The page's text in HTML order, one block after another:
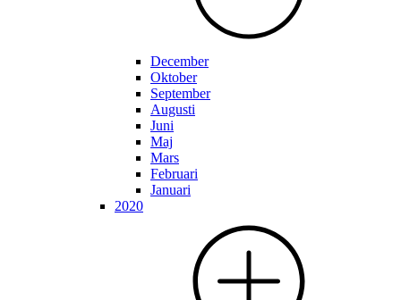
December
Oktober
September
Augusti
Juni
Maj
Mars
Februari
Januari
2020